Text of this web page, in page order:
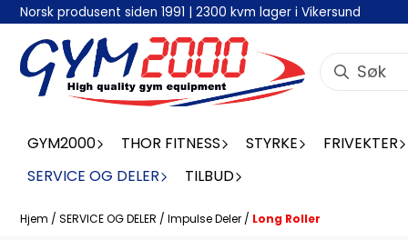
Hopp til innhold
Norsk produsent siden 1991 | 2300 kvm lager i Vikersund
GYM2000 THOR FITNESS STYRKE
FRIVEKTER
SERVICE OG DELER
TILBUD
Hjem / SERVICE OG DELER / Impulse Deler / Long Roller